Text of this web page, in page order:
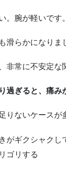
い。腕が軽いで
滑らかになりま
非常に不安定な
過ぎると、痛み
りないケースが
がギクシャクし
ゴリする